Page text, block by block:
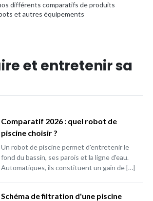
différents comparatifs de produits
et autres équipements
et entretenir sa
Comparatif 2026 : quel robot de
piscine choisir ?
Un robot de piscine permet d'entretenir le
fond du bassin, ses parois et la ligne d'eau.
Automatiques, ils constituent un gain de […]
Schéma de filtration d'une piscine